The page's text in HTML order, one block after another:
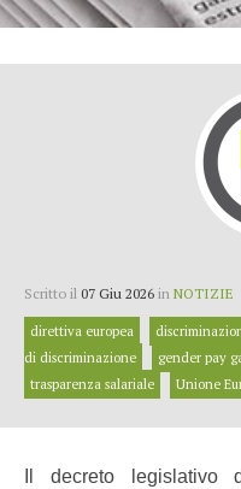
Scritto il 07 Giu 2026 in NOTIZIE
direttiva europea
di discriminazione
gender pay
trasparenza salariale
Unione
Il decreto legislativo